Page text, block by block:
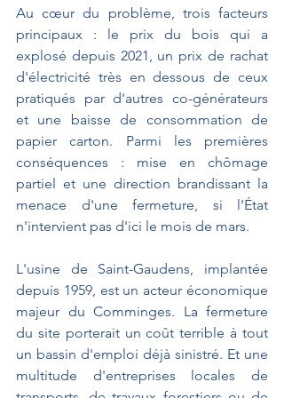
Au cœur du problème, trois facteurs
principaux : le prix du bois qui a
explosé depuis 2021, un prix de rachat
d'électricité très en dessous de ceux
pratiqués par d'autres co-générateurs
et une baisse de consommation de
papier carton. Parmi les premières
conséquences : mise en chômage
partiel et une direction brandissant la
menace d'une fermeture, si l'État
n'intervient pas d'ici le mois de mars.
L'usine de Saint-Gaudens, implantée
depuis 1959, est un acteur économique
majeur du Comminges. La fermeture
du site porterait un coût terrible à tout
un bassin d'emploi déjà sinistré. Et une
multitude d'entreprises locales de